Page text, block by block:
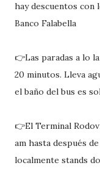
hay descuentos con
Banco Falabella
👉Las paradas a lo
20 minutos. Lleva
el baño del bus es
👉El Terminal
am hasta después
localmente stands